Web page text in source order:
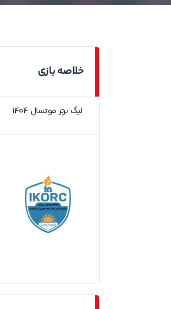
خلاصه بازی
لیگ برتر فوتسال ۱۴۰۴